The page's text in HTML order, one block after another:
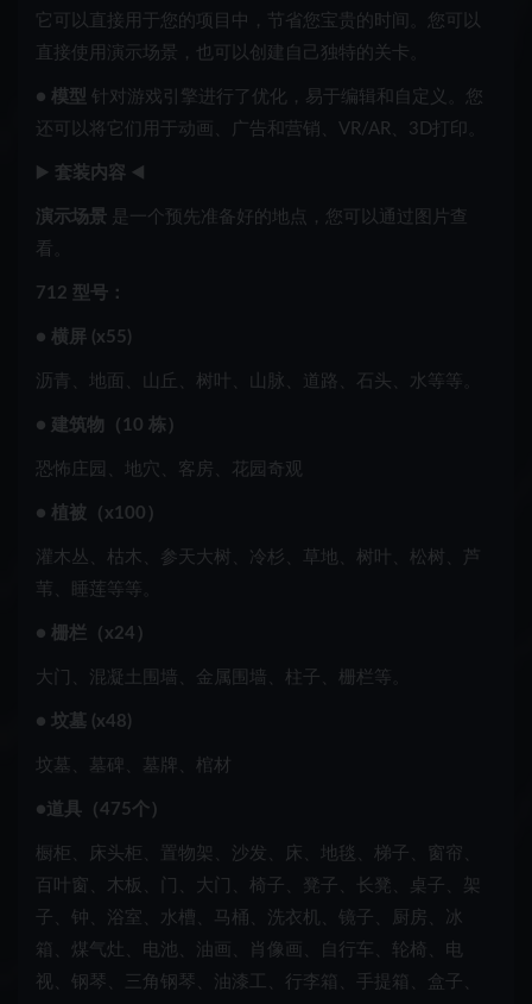
它可以直接用于您的项目中，节省您宝贵的时间。您可以
直接使用演示场景，也可以创建自己独特的关卡。
● 模型 针对游戏引擎进行了优化，易于编辑和自定义。您
还可以将它们用于动画、广告和营销、VR/AR、3D打印。
▶️ 套装内容 ◀️
演示场景 是一个预先准备好的地点，您可以通过图片查
看。
712 型号：
● 横屏 (x55)
沥青、地面、山丘、树叶、山脉、道路、石头、水等等。
● 建筑物（10 栋）
恐怖庄园、地穴、客房、花园奇观
● 植被（x100）
灌木丛、枯木、参天大树、冷杉、草地、树叶、松树、芦
苇、睡莲等等。
● 栅栏（x24）
大门、混凝土围墙、金属围墙、柱子、栅栏等。
● 坟墓 (x48)
坟墓、墓碑、墓牌、棺材
●道具（475个）
橱柜、床头柜、置物架、沙发、床、地毯、梯子、窗帘、
百叶窗、木板、门、大门、椅子、凳子、长凳、桌子、架
子、钟、浴室、水槽、马桶、洗衣机、镜子、厨房、冰
箱、煤气灶、电池、油画、肖像画、自行车、轮椅、电
视、钢琴、三角钢琴、油漆工、行李箱、手提箱、盒子、